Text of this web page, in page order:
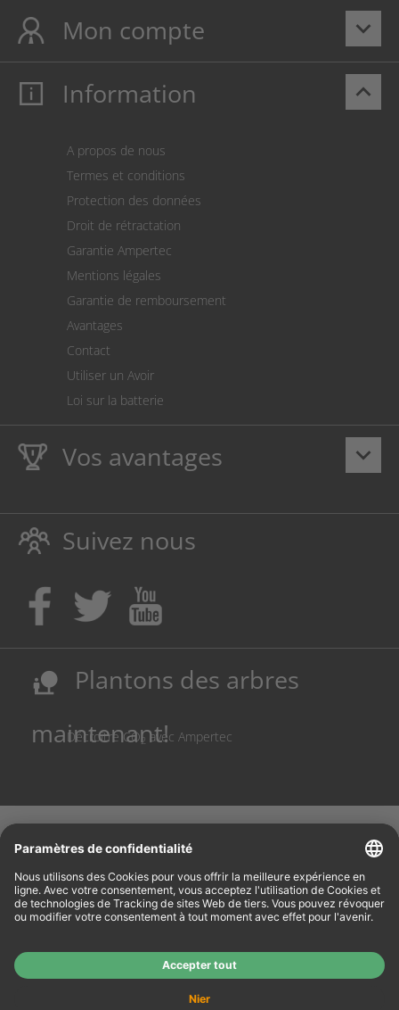
keyboard_arrow_down
Mon compte
Mon compte
Paiement
Le calculateur des frais de port
Paramètres des cookies
keyboard_arrow_up
Information
A propos de nous
Termes et conditions
Protection des données
Droit de rétractation
Garantie Ampertec
Mentions légales
Garantie de remboursement
Avantages
Contact
Utiliser un Avoir
Loi sur la batterie
keyboard_arrow_down
Vos avantages
LaAmpertec Garantie à viesur les encres et toners
protège également votre imprimante.
Achetez des encres et toners là, où vos enfants font
leur apprentissage!
Réduction des coûts et conservation des ressources
Suivez nous
nature_people
Plantons des arbres
maintenant!
Décroître CO2avec Ampertec